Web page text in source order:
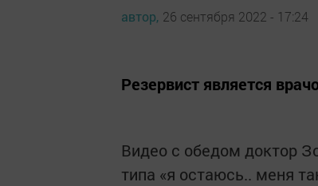
автор, 26 сентября 2022 - 17:24
Резервист является
Видео с обедом доктор
типа «я остаюсь.. меня